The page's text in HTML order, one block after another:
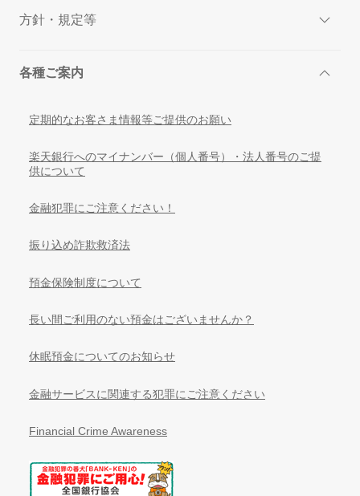
方針・規定等
各種ご案内
定期的なお客さま情報等ご提供のお願い
楽天銀行へのマイナンバー（個人番号）・法人番号のご提
供について
金融犯罪にご注意ください！
振り込め詐欺救済法
預金保険制度について
長い間ご利用のない預金はございませんか？
休眠預金についてのお知らせ
金融サービスに関連する犯罪にご注意ください
Financial Crime Awareness